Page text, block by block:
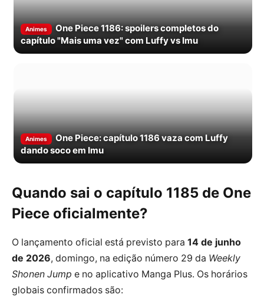
Animes
One Piece 1186: spoilers completos do
capítulo "Mais uma vez" com Luffy vs Imu
Animes
One Piece: capítulo 1186 vaza com Luffy
dando soco em Imu
Quando sai o capítulo 1185 de One
Piece oficialmente?
O lançamento oficial está previsto para 14 de junho
de 2026, domingo, na edição número 29 da Weekly
Shonen Jump e no aplicativo Manga Plus. Os horários
globais confirmados são: